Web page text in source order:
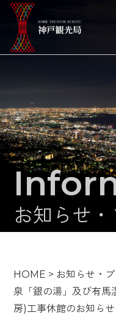
お知らせ
HOME > お知らせ・
泉「銀の湯」及び有馬
房)工事休館のお知らせ